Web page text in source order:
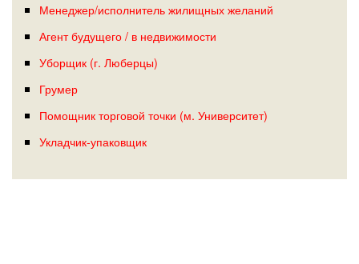
Менеджер/исполнитель жилищных желаний
Агент будущего / в недвижимости
Уборщик (г. Люберцы)
Грумер
Помощник торговой точки (м. Университет)
Укладчик-упаковщик